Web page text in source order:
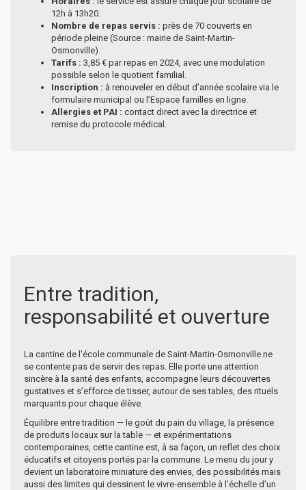
12h à 13h20.
Nombre de repas servis : près de 70 couverts en
période pleine (Source : mairie de Saint-Martin-
Osmonville).
Tarifs : 3,85 € par repas en 2024, avec une modulation
possible selon le quotient familial.
Inscription : à renouveler en début d’année scolaire via le
formulaire municipal ou l’Espace familles en ligne.
Allergies et PAI : contact direct avec la directrice et
remise du protocole médical.
Entre tradition,
responsabilité et ouverture
La cantine de l’école communale de Saint-Martin-Osmonville ne
se contente pas de servir des repas. Elle porte une attention
sincère à la santé des enfants, accompagne leurs découvertes
gustatives et s’efforce de tisser, autour de ses tables, des rituels
marquants pour chaque élève.
Équilibre entre tradition — le goût du pain du village, la présence
de produits locaux sur la table — et expérimentations
contemporaines, cette cantine est, à sa façon, un reflet des choix
éducatifs et citoyens portés par la commune. Le menu du jour y
devient un laboratoire miniature des envies, des possibilités mais
aussi des limites qui dessinent le vivre-ensemble à l’échelle d’un